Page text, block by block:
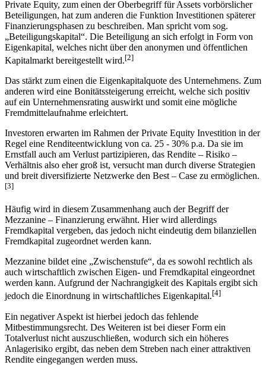
Private Equity, zum einen der Oberbegriff für Assets vorbörslicher
Beteiligungen, hat zum anderen die Funktion Investitionen späterer
Finanzierungsphasen zu beschreiben. Man spricht vom sog.
„Beteiligungskapital“. Die Beteiligung an sich erfolgt in Form von
Eigenkapital, welches nicht über den anonymen und öffentlichen
Kapitalmarkt bereitgestellt wird.[2]
Das stärkt zum einen die Eigenkapitalquote des Unternehmens. Zum
anderen wird eine Bonitätssteigerung erreicht, welche sich positiv
auf ein Unternehmensrating auswirkt und somit eine mögliche
Fremdmittelaufnahme erleichtert.
Investoren erwarten im Rahmen der Private Equity Investition in der
Regel eine Renditeentwicklung von ca. 25 - 30% p.a. Da sie im
Ernstfall auch am Verlust partizipieren, das Rendite – Risiko –
Verhältnis also eher groß ist, versucht man durch diverse Strategien
und breit diversifizierte Netzwerke den Best – Case zu ermöglichen.
[3]
Häufig wird in diesem Zusammenhang auch der Begriff der
Mezzanine – Finanzierung erwähnt. Hier wird allerdings
Fremdkapital vergeben, das jedoch nicht eindeutig dem bilanziellen
Fremdkapital zugeordnet werden kann.
Mezzanine bildet eine „Zwischenstufe“, da es sowohl rechtlich als
auch wirtschaftlich zwischen Eigen- und Fremdkapital eingeordnet
werden kann. Aufgrund der Nachrangigkeit des Kapitals ergibt sich
jedoch die Einordnung in wirtschaftliches Eigenkapital.[4]
Ein negativer Aspekt ist hierbei jedoch das fehlende
Mitbestimmungsrecht. Des Weiteren ist bei dieser Form ein
Totalverlust nicht auszuschließen, wodurch sich ein höheres
Anlagerisiko ergibt, das neben dem Streben nach einer attraktiven
Rendite eingegangen werden muss.